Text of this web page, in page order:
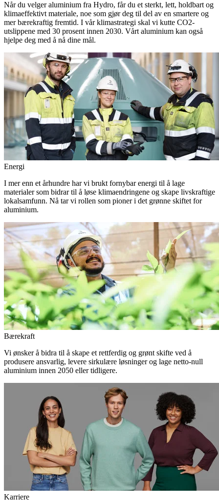
Når du velger aluminium fra Hydro, får du et sterkt, lett, holdbart og
klimaeffektivt materiale, noe som gjør deg til del av en smartere og
mer bærekraftig fremtid. I vår klimastrategi skal vi kutte CO2-
utslippene med 30 prosent innen 2030. Vårt aluminium kan også
hjelpe deg med å nå dine mål.
Energi
I mer enn et århundre har vi brukt fornybar energi til å lage
materialer som bidrar til å løse klimaendringene og skape livskraftige
lokalsamfunn. Nå tar vi rollen som pioner i det grønne skiftet for
aluminium.
Bærekraft
Vi ønsker å bidra til å skape et rettferdig og grønt skifte ved å
produsere ansvarlig, levere sirkulære løsninger og lage netto-null
aluminium innen 2050 eller tidligere.
Karriere